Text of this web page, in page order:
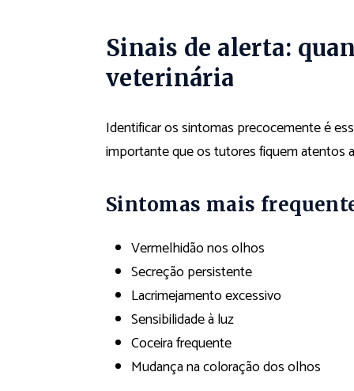
Sinais de alerta:
veterinária
Identificar os sintomas precocemente é
importante que os tutores fiquem atentos
Sintomas mais
Vermelhidão nos olhos
Secreção persistente
Lacrimejamento excessivo
Sensibilidade à luz
Coceira frequente
Mudança na coloração dos olhos